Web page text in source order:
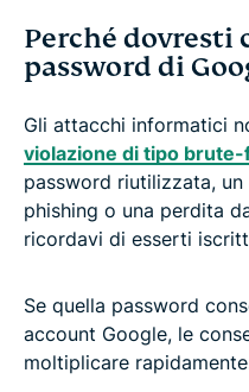
Perché dovresti
password di
Gli attacchi informatici
violazione di tipo brute-
password riutilizzata,
phishing o una perdita
ricordavi di esserti
Se quella password
account Google, le
moltiplicare